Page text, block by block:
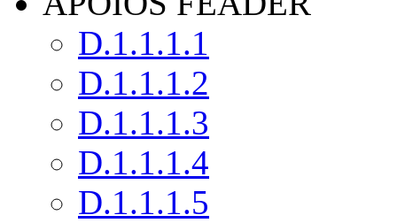
D.1.1.1.1
D.1.1.1.2
D.1.1.1.3
D.1.1.1.4
D.1.1.1.5